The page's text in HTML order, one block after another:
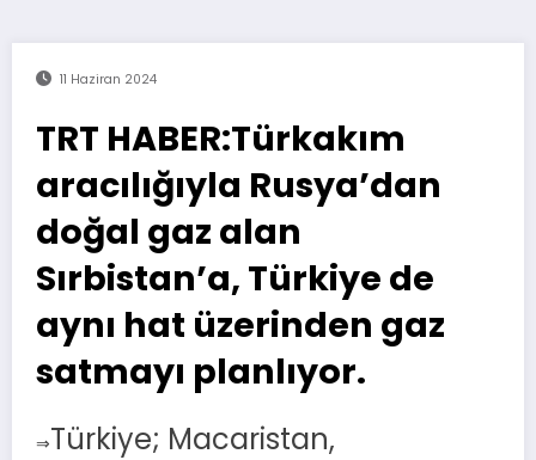
11 Haziran 2024
TRT HABER:Türkakım
aracılığıyla Rusya’dan
doğal gaz alan
Sırbistan’a, Türkiye de
aynı hat üzerinden gaz
satmayı planlıyor.
⇒Türkiye; Macaristan,